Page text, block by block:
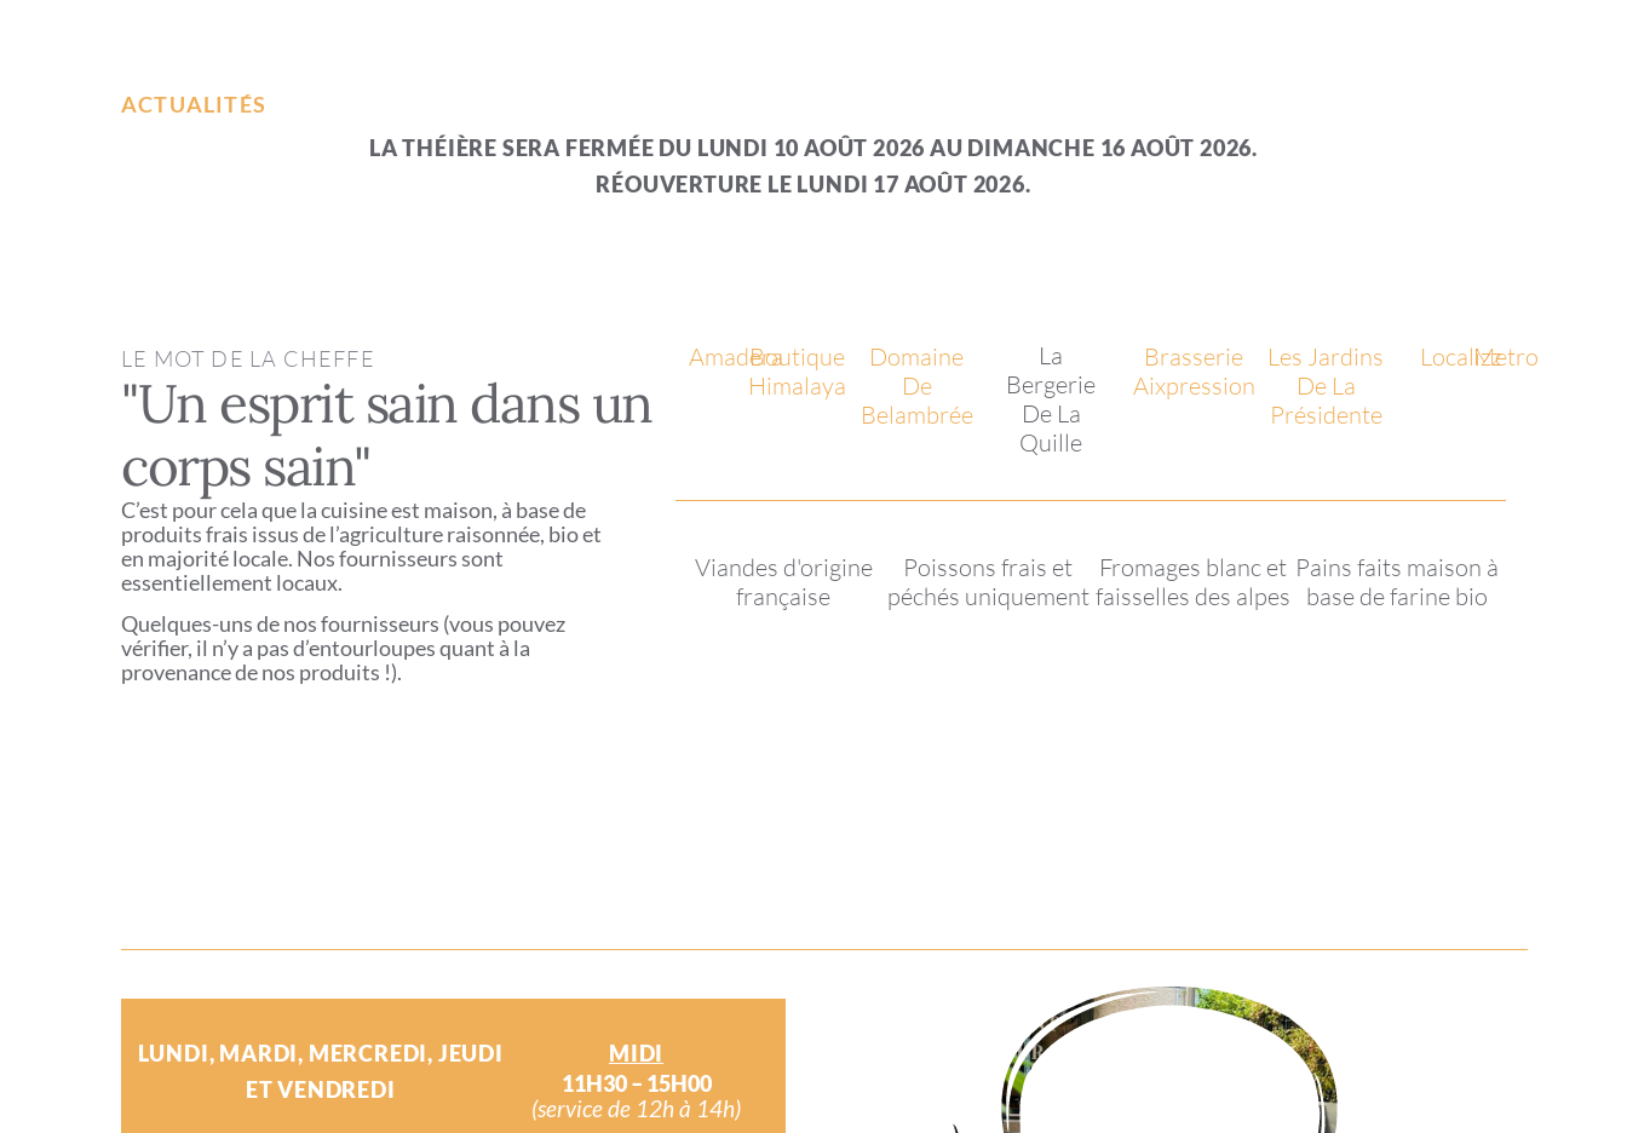
ACTUALITÉS
LA THÉIÈRE SERA FERMÉE DU LUNDI 10 AOÛT 2026 AU DIMANCHE 16 AOÛT 2026.
RÉOUVERTURE LE LUNDI 17 AOÛT 2026.
LE MOT DE LA CHEFFE
"Un esprit sain dans un
corps sain"
C’est pour cela que la cuisine est maison, à base de
produits frais issus de l’agriculture raisonnée, bio et
en majorité locale. Nos fournisseurs sont
essentiellement locaux.
Quelques-uns de nos fournisseurs (vous pouvez
vérifier, il n’y a pas d’entourloupes quant à la
provenance de nos produits !).
AmaderaBoutique
Himalaya
Domaine
De
Belambrée
La
Bergerie
De La
Quille
Brasserie
Aixpression
Les Jardins
De La
Présidente
LocalizzMetro
Viandes d'origine
française
Poissons frais et
péchés uniquement
Fromages blanc et
faisselles des alpes
Pains faits maison à
base de farine bio
LUNDI, MARDI, MERCREDI, JEUDI
ET VENDREDI
MIDI
11H30 – 15H00
(service de 12h à 14h)